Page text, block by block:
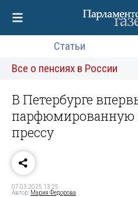
Статьи
Все о пенсиях в России
В Петербурге
парфюмированную
прессу
07.03.2025 13:25
Автор: Мария Федорова